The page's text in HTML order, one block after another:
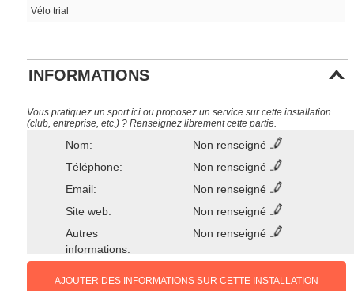
Vélo trial
INFORMATIONS
Vous pratiquez un sport ici ou proposez un service sur cette installation
(club, entreprise, etc.) ? Renseignez librement cette partie.
Nom:
Non renseigné
Téléphone:
Non renseigné
Email:
Non renseigné
Site web:
Non renseigné
Autres
informations:
Non renseigné
AJOUTER DES INFORMATIONS SUR CETTE INSTALLATION